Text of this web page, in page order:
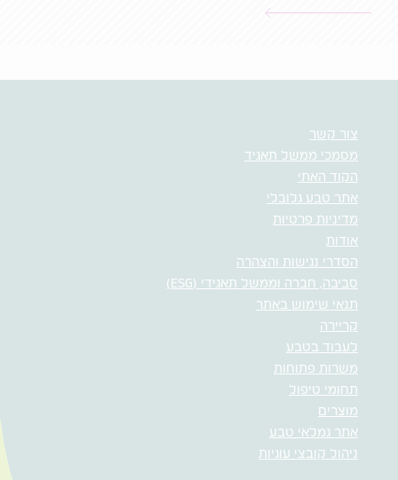
צור קשר
מסמכי ממשל תאגיד
הקוד האתי
אתר טבע גלובלי
מדיניות פרטיות
אודות
הסדרי נגישות והצהרה
סביבה, חברה וממשל תאגידי (ESG)
תנאי שימוש באתר
קריירה
לעבוד בטבע
משרות פתוחות
תחומי טיפול
מוצרים
אתר גמלאי טבע
ניהול קובצי עוגיות